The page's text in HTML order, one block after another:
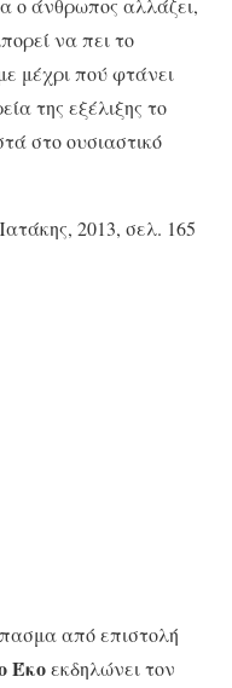
ο άνθρωπος αλλάζει,
να πει το
μέχρι πού φτάνει
της εξέλιξης το
στο ουσιαστικό
2013, σελ. 165
από επιστολή
Έκοεκδηλώνει τον